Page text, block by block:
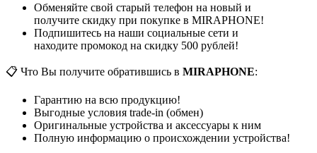
Обменяйте свой старый телефон на новый и
получите скидку при покупке в MIRAPHONE!
Подпишитесь на наши социальные сети и
находите промокод на скидку 500 рублей!
📋 Что Вы получите обратившись в MIRAPHONE:
Гарантию на всю продукцию!
Выгодные условия trade-in (обмен)
Оригинальные устройства и аксессуары к ним
Полную информацию о происхождении устройства!